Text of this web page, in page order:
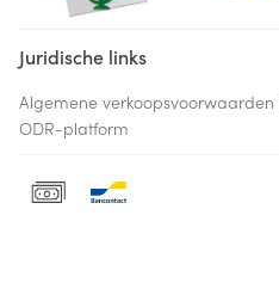
Juridische links
Algemene verkoopsvoorwaarden
ODR-platform